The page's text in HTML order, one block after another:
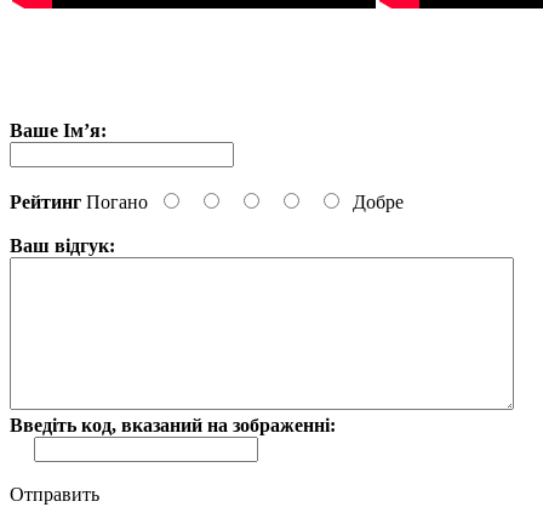
Ваше Ім’я:
Рейтинг Погано Добре
Ваш відгук:
Введіть код, вказаний на зображенні:
Отправить